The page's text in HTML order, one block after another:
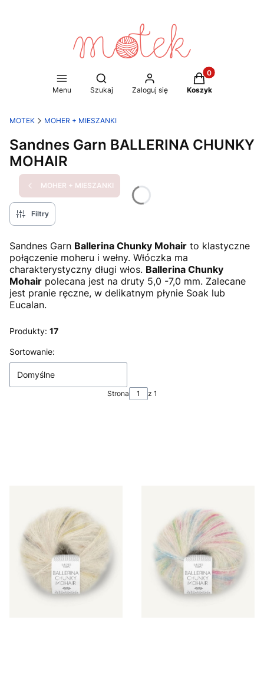
Menu
Otwórz wyszukiwarkę
Szukaj Zaloguj się
Produkty w
Koszyk
MOTEK MOHER + MIESZANKI
Sandnes Garn BALLERINA CHUNKY
MOHAIR
MOHER + MIESZANKI
Filtry
Sandnes Garn Ballerina Chunky Mohair to klastyczne
połączenie moheru i wełny. Włóczka ma
charakterystyczny długi włos. Ballerina Chunky
Mohair polecana jest na druty 5,0 -7,0 mm. Zalecane
jest pranie ręczne, w delikatnym płynie Soak lub
Eucalan.
Produkty: 17
Lista produktów
Sortowanie:
Domyślne
Strona z 1